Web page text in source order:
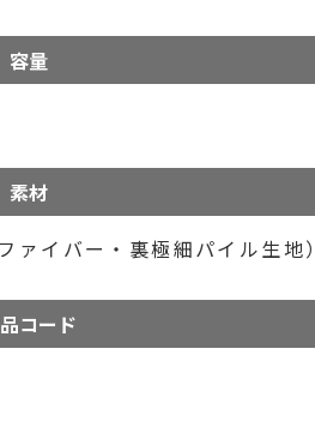
容量
素材
イバー・裏極細パイル生地）​
コード